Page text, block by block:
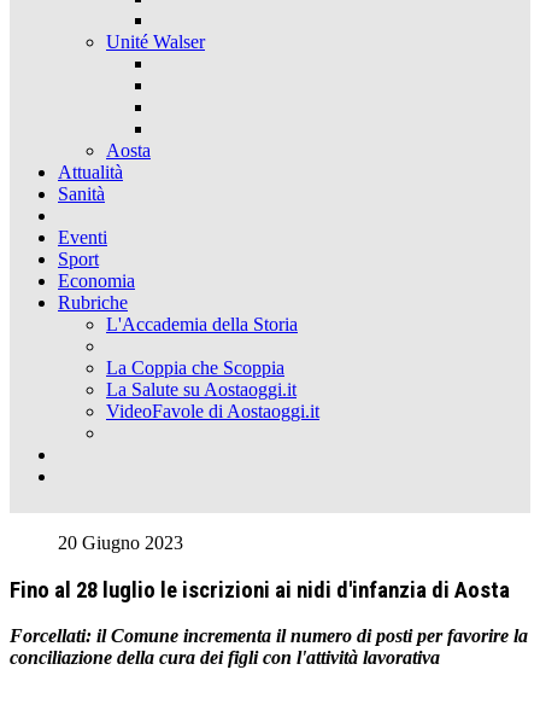
Unité Walser
Aosta
Attualità
Sanità
Eventi
Sport
Economia
Rubriche
L'Accademia della Storia
La Coppia che Scoppia
La Salute su Aostaoggi.it
VideoFavole di Aostaoggi.it
20 Giugno 2023
Fino al 28 luglio le iscrizioni ai nidi d'infanzia di Aosta
Forcellati: il Comune incrementa il numero di posti per favorire la
conciliazione della cura dei figli con l'attività lavorativa